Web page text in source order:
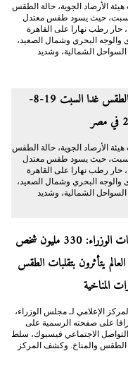
هيئة الأرصاد الجوية، حالة الطقس
حيث يسود طقس معتدل
حار رطب نهارا على القاهرة
والوجه البحري وشمال الصعيد،
الشمالية، وشديد
حالة الطقس غدا السبت 19-8-
هيئة الأرصاد الجوية، حالة الطقس
حيث يسود طقس معتدل
حار رطب نهارا على القاهرة
والوجه البحري وشمال الصعيد،
الشمالية، وشديد
معلومات الوزراء: 330 مليون شخص
يتأثرون بتقلبات الطقس
المناخية
الإعلامي لـ مجلس الوزراء،
على صفحته الرسمية على
الاجتماعي فيسبوك، سلط
الطقس والمناخ. وكشف المركز